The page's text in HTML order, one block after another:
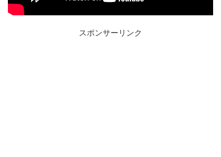
スポンサーリンク